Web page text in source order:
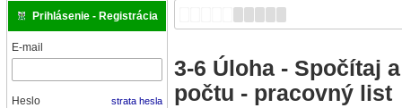
Prihlásenie - Registrácia
E-mail
Heslo strata hesla
3-6 Úloha - Spočítaj
počtu - pracovný list